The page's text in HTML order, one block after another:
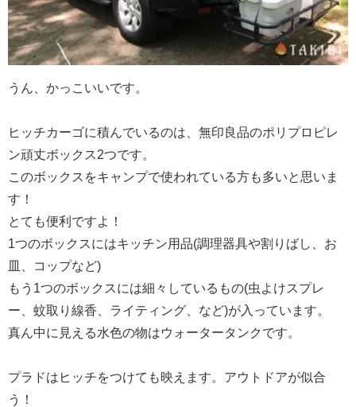
うん、かっこいいです。
ヒッチカーゴに積んでいるのは、無印良品のポリプロピレ
ン頑丈ボックス2つです。
このボックスをキャンプで使われている方も多いと思いま
す！
とても便利ですよ！
1つのボックスにはキッチン用品(調理器具や割りばし、お
皿、コップなど)
もう1つのボックスには細々しているもの(虫よけスプレ
ー、蚊取り線香、ライティング、など)が入っています。
真ん中に見える水色の物はウォータータンクです。
プラドはヒッチをつけても映えます。アウトドアが似合
う！